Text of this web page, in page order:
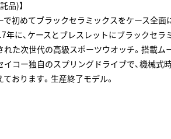
品)】
で初めてブラックセラミックスをケース全
年に、ケースとブレスレットにブラックセ
れた次世代の高級スポーツウオッチ。搭載ム
イコー独自のスプリングドライブで、機械式
おります。生産終了モデル。